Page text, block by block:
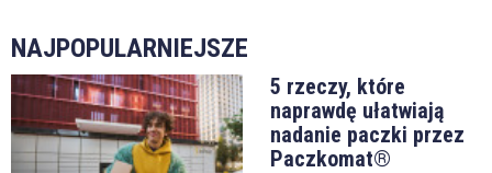
NAJPOPULARNIEJSZE
5 rzeczy, które
naprawdę ułatwiają
nadanie paczki przez
Paczkomat®